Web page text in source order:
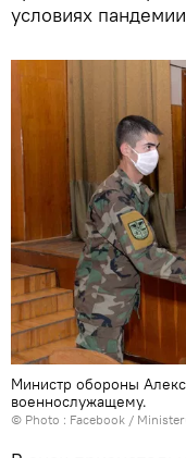
условиях
Министр обороны
военнослужащему.
© Photo : Facebook /